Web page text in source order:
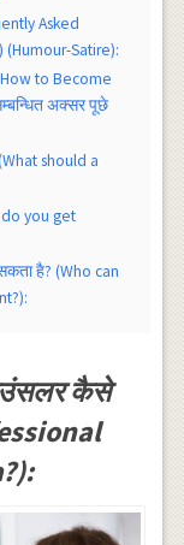
Asked
Satire):
to Become
अक्सर पूछे
should a
you get
है? (Who can
कैसे